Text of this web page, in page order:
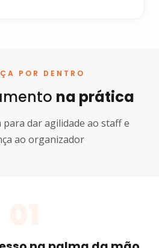
POR DENTRO
na prática
para dar agilidade ao staff e
ao organizador